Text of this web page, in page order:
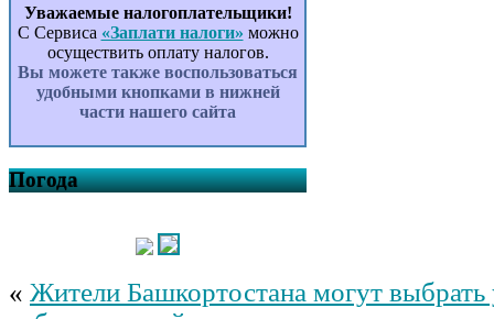
Уважаемые налогоплательщики!
С Сервиса «Заплати налоги» можно
осуществить оплату налогов.
Вы можете также воспользоваться
удобными кнопками в нижней
части нашего сайта
Погода
« Жители Башкортостана могут